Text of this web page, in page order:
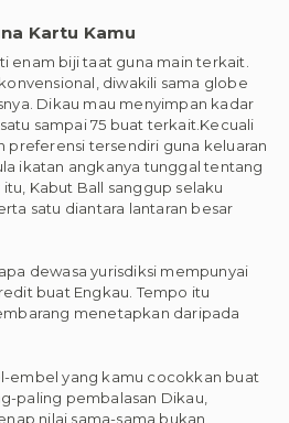
Kartu Kamu
enam biji taat guna main terkait.
diwakili sama globe
Dikau mau menyimpan kadar
sampai 75 buat terkait.Kecuali
preferensi tersendiri guna keluaran
ikatan angkanya tunggal tentang
itu, Kabut Ball sanggup selaku
satu diantara lantaran besar
dewasa yurisdiksi mempunyai
buat Engkau. Tempo itu
menetapkan daripada
embel yang kamu cocokkan buat
paling pembalasan Dikau,
nilai sama-sama bukan